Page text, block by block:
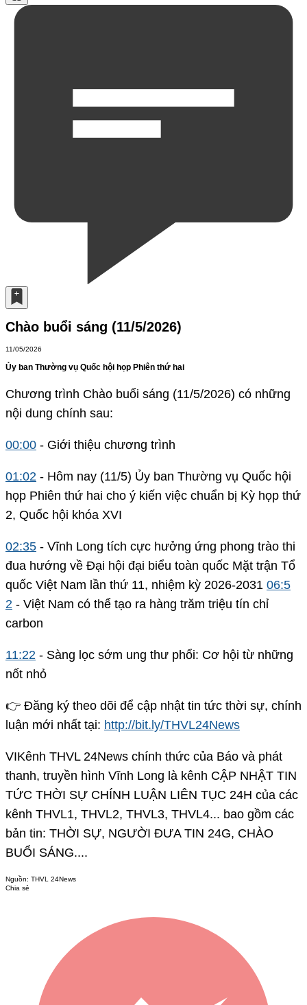
Chào buổi sáng (11/5/2026)
11/05/2026
Ủy ban Thường vụ Quốc hội họp Phiên thứ hai
Chương trình Chào buổi sáng (11/5/2026) có những
nội dung chính sau:
00:00 - Giới thiệu chương trình
01:02 - Hôm nay (11/5) Ủy ban Thường vụ Quốc hội
họp Phiên thứ hai cho ý kiến việc chuẩn bị Kỳ họp thứ
2, Quốc hội khóa XVI
02:35 - Vĩnh Long tích cực hưởng ứng phong trào thi
đua hướng về Đại hội đại biểu toàn quốc Mặt trận Tổ
quốc Việt Nam lần thứ 11, nhiệm kỳ 2026-2031 06:5
2 - Việt Nam có thể tạo ra hàng trăm triệu tín chỉ
carbon
11:22 - Sàng lọc sớm ung thư phổi: Cơ hội từ những
nốt nhỏ
👉 Đăng ký theo dõi để cập nhật tin tức thời sự, chính
luận mới nhất tại: http://bit.ly/THVL24News
VIKênh THVL 24News chính thức của Báo và phát
thanh, truyền hình Vĩnh Long là kênh CẬP NHẬT TIN
TỨC THỜI SỰ CHÍNH LUẬN LIÊN TỤC 24H của các
kênh THVL1, THVL2, THVL3, THVL4... bao gồm các
bản tin: THỜI SỰ, NGƯỜI ĐƯA TIN 24G, CHÀO
BUỔI SÁNG....
Nguồn: THVL 24News
Chia sẻ